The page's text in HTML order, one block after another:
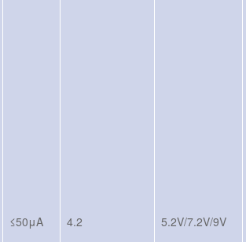
≤50μA 4.2 5.2V/7.2V/9V